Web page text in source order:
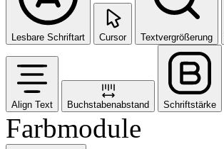
Lesbare Schriftart Cursor Textvergrößerung
Align Text Buchstabenabstand Schriftstärke
Farbmodule